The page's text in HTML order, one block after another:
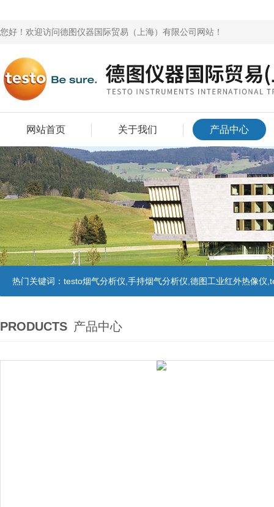
您好！欢迎访问德图仪器国际贸易（上海）有限公司网站！
网站首页 关于我们 产品中心
热门关键词： testo烟气分析仪,手持烟气分析仪,德图工业红外热像仪
PRODUCTS 产品中心